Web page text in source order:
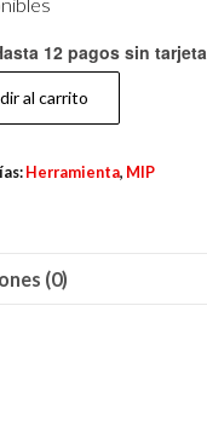
12 pagos sin tarjeta
al carrito
Herramienta, MIP
(0)